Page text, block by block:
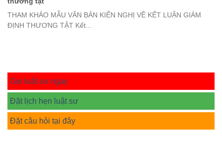
THAM KHẢO MẪU VĂN BẢN KIẾN NGHỊ VỀ KẾT LUẬN GIÁM
ĐỊNH THƯƠNG TẬT Kết...
Gọi luật sư ngay
Đặt lịch hẹn luật sư
Đặt câu hỏi tại đây